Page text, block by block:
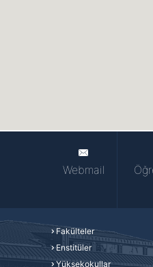
Webmail
Fakülteler
Enstitüler
Yüksekokullar